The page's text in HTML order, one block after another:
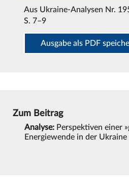
Aus Ukraine-Analysen Nr.
S. 7–9
Ausgabe als PDF
Zum Beitrag
Analyse: Perspektiven einer
Energiewende in der Ukraine